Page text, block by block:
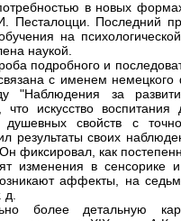
в новых
Песталоцци. Последний
на
наукой.
подробного и
с именем
"Наблюдения за
что искусство
душевных свойств с
результаты своих
Он фиксировал, как
изменения в сенсорике
аффекты, на
д.
более детальную